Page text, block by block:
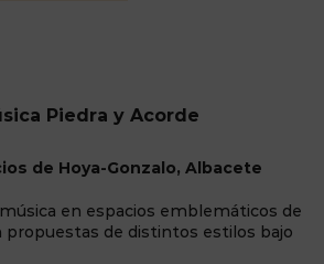
Piedra y Acorde
de Hoya-Gonzalo, Albacete
en espacios emblemáticos de
propuestas de distintos estilos bajo